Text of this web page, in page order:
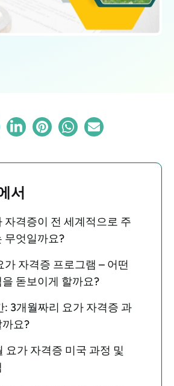
서
자격증이 전 세계적으로 주
무엇일까요?
가 자격증 프로그램 – 어떤
돋보이게 할까요?
: 3개월짜리 요가 자격증 과
요?
요가 자격증 미국 과정 및